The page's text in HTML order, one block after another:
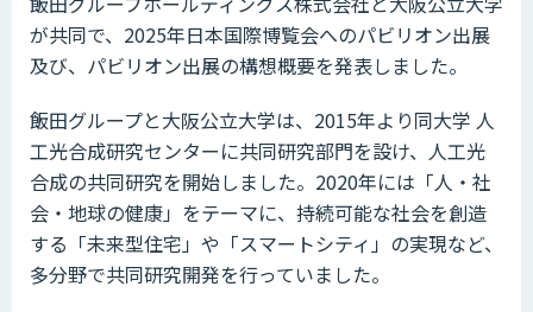
が共同で、2025年日本国際博覧会へのパビリオン出展
及び、パビリオン出展の構想概要を発表しました。
飯田グループと大阪公立大学は、2015年より同大学 人
工光合成研究センターに共同研究部門を設け、人工光
合成の共同研究を開始しました。2020年には「人・社
会・地球の健康」をテーマに、持続可能な社会を創造
する「未来型住宅」や「スマートシティ」の実現など、
多分野で共同研究開発を行っていました。